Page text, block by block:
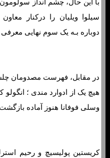
با این حال، چشم ‌انداز
سیلوا ویلیان را درکنار
دوباره بـه یک سوم نهایی معرفی
در مقابل، فهرست مصدومان
هیچ یک از ادوارد مندی ؛ انگولو
وسلی فوفانا هنوز آماده
کریستین پولیسیچ و رحیم